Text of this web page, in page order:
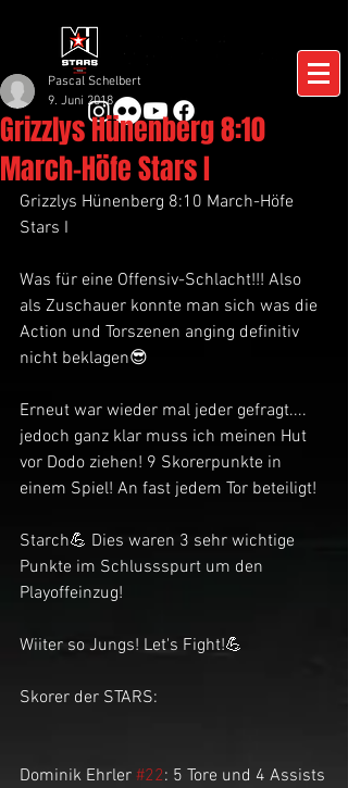
Grizzlys Hünenberg 8:10
March-Höfe Stars I
Pascal Schelbert
9. Juni 2018
Grizzlys Hünenberg 8:10 March-Höfe
Stars I
Was für eine Offensiv-Schlacht!!! Also
als Zuschauer konnte man sich was die
Action und Torszenen anging definitiv
nicht beklagen😎
Erneut war wieder mal jeder gefragt....
jedoch ganz klar muss ich meinen Hut
vor Dodo ziehen! 9 Skorerpunkte in
einem Spiel! An fast jedem Tor beteiligt!
Starch💪 Dies waren 3 sehr wichtige
Punkte im Schlussspurt um den
Playoffeinzug!
Wiiter so Jungs! Let's Fight!💪
Skorer der STARS:
Dominik Ehrler #22: 5 Tore und 4 Assists